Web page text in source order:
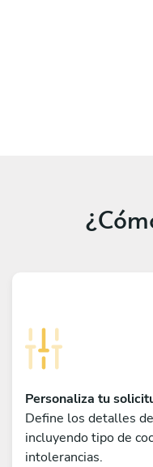
Personaliza tu
Define los detalles
incluyendo tipo de
intolerancias.